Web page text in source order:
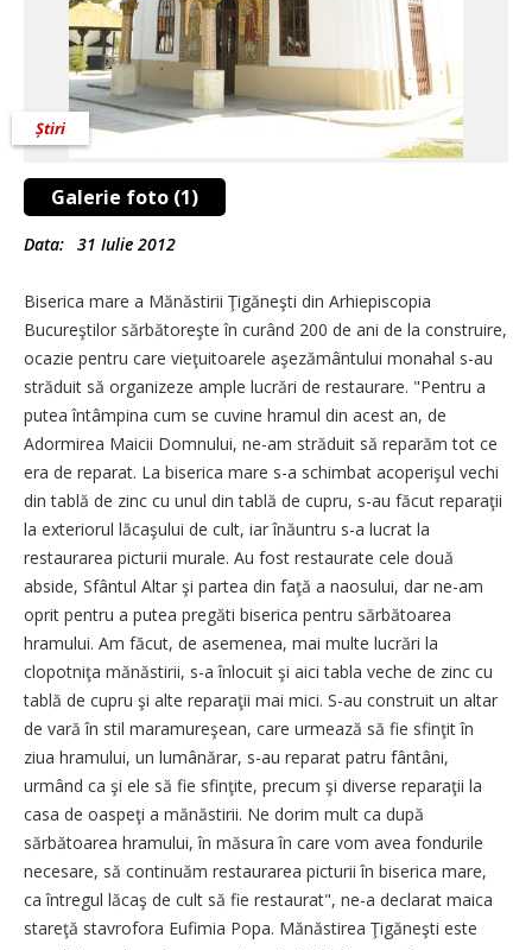
Galerie foto (1)
Știri
Data: 31 Iulie 2012
Biserica mare a Mănăstirii Ţigăneşti din Arhiepiscopia
Bucureştilor sărbătoreşte în curând 200 de ani de la construire,
ocazie pentru care vieţuitoarele aşezământului monahal s-au
străduit să organizeze ample lucrări de restaurare. "Pentru a
putea întâmpina cum se cuvine hramul din acest an, de
Adormirea Maicii Domnului, ne-am străduit să reparăm tot ce
era de reparat. La biserica mare s-a schimbat acoperişul vechi
din tablă de zinc cu unul din tablă de cupru, s-au făcut reparaţii
la exteriorul lăcaşului de cult, iar înăuntru s-a lucrat la
restaurarea picturii murale. Au fost restaurate cele două
abside, Sfântul Altar şi partea din faţă a naosului, dar ne-am
oprit pentru a putea pregăti biserica pentru sărbătoarea
hramului. Am făcut, de asemenea, mai multe lucrări la
clopotniţa mănăstirii, s-a înlocuit şi aici tabla veche de zinc cu
tablă de cupru şi alte reparaţii mai mici. S-au construit un altar
de vară în stil maramureşean, care urmează să fie sfinţit în
ziua hramului, un lumânărar, s-au reparat patru fântâni,
urmând ca şi ele să fie sfinţite, precum şi diverse reparaţii la
casa de oaspeţi a mănăstirii. Ne dorim mult ca după
sărbătoarea hramului, în măsura în care vom avea fondurile
necesare, să continuăm restaurarea picturii în biserica mare,
ca întregul lăcaş de cult să fie restaurat", ne-a declarat maica
stareţă stavrofora Eufimia Popa. Mănăstirea Ţigăneşti este